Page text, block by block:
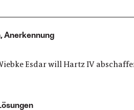
Anerkennung
Esdar will Hartz IV